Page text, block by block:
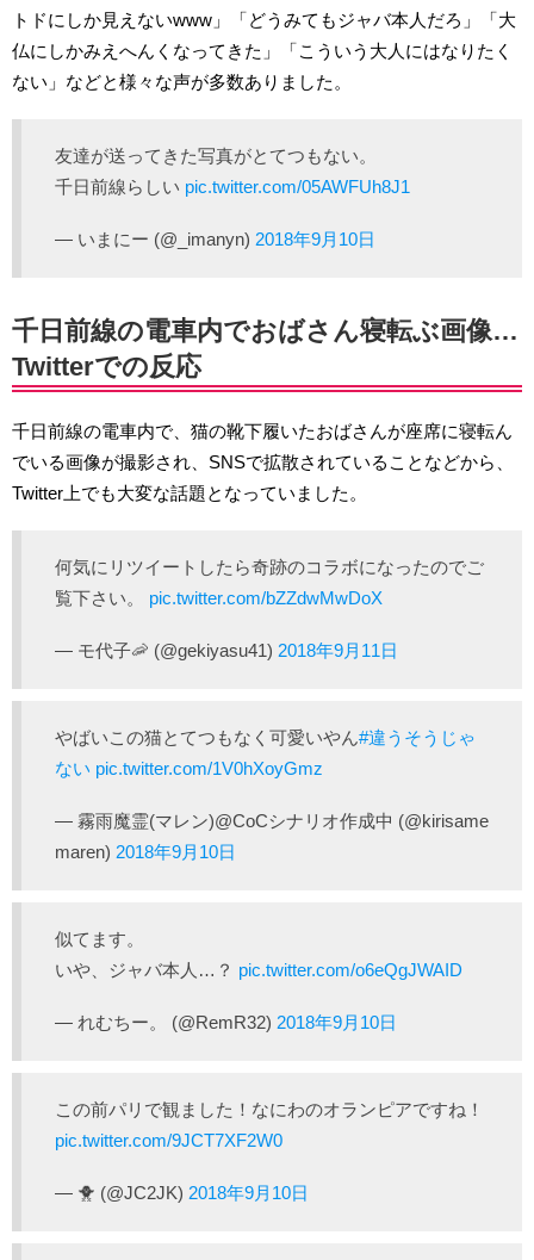
トドにしか見えないwww」「どうみてもジャバ本人だろ」「大
仏にしかみえへんくなってきた」「こういう大人にはなりたく
ない」などと様々な声が多数ありました。
友達が送ってきた写真がとてつもない。
千日前線らしい pic.twitter.com/05AWFUh8J1
— いまにー (@_imanyn) 2018年9月10日
千日前線の電車内でおばさん寝転ぶ画像…
Twitterでの反応
千日前線の電車内で、猫の靴下履いたおばさんが座席に寝転ん
でいる画像が撮影され、SNSで拡散されていることなどから、
Twitter上でも大変な話題となっていました。
何気にリツイートしたら奇跡のコラボになったのでご
覧下さい。 pic.twitter.com/bZZdwMwDoX
— モ代子🦐 (@gekiyasu41) 2018年9月11日
やばいこの猫とてつもなく可愛いやん#違うそうじゃ
ない pic.twitter.com/1V0hXoyGmz
— 霧雨魔霊(マレン)@CoCシナリオ作成中 (@kirisame
maren) 2018年9月10日
似てます。
いや、ジャバ本人…？ pic.twitter.com/o6eQgJWAID
— れむちー。 (@RemR32) 2018年9月10日
この前パリで観ました！なにわのオランピアですね！
pic.twitter.com/9JCT7XF2W0
— 🐥 (@JC2JK) 2018年9月10日